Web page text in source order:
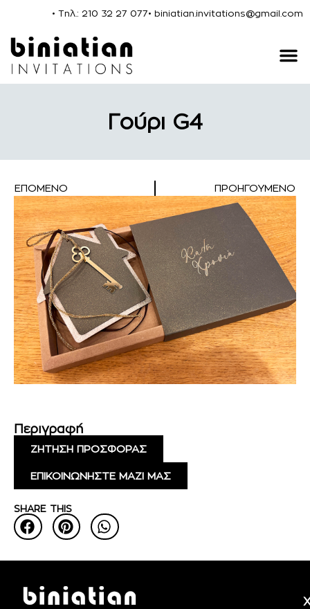
• Τηλ.: 210 32 27 077• biniatian.invitations@gmail.com
Γούρι G4
Περιγραφή
ΖΗΤΗΣΗ ΠΡΟΣΦΟΡΑΣ
ΕΠΙΚΟΙΝΩΝΗΣΤΕ ΜΑΖΙ ΜΑΣ
SHARE THIS
ΕΠΌΜΕΝΟ ΠΡΟΗΓΟΎΜΕΝΟ